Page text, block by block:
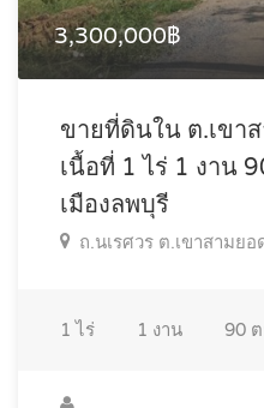
3,300,000฿
ขายที่ดินใน ต.เขา
เนื้อที่ 1 ไร่ 1 งาน
เมืองลพบุรี
ถ.นเรศวร ต.เขาสามย
1 ไร่ 1 งาน 90